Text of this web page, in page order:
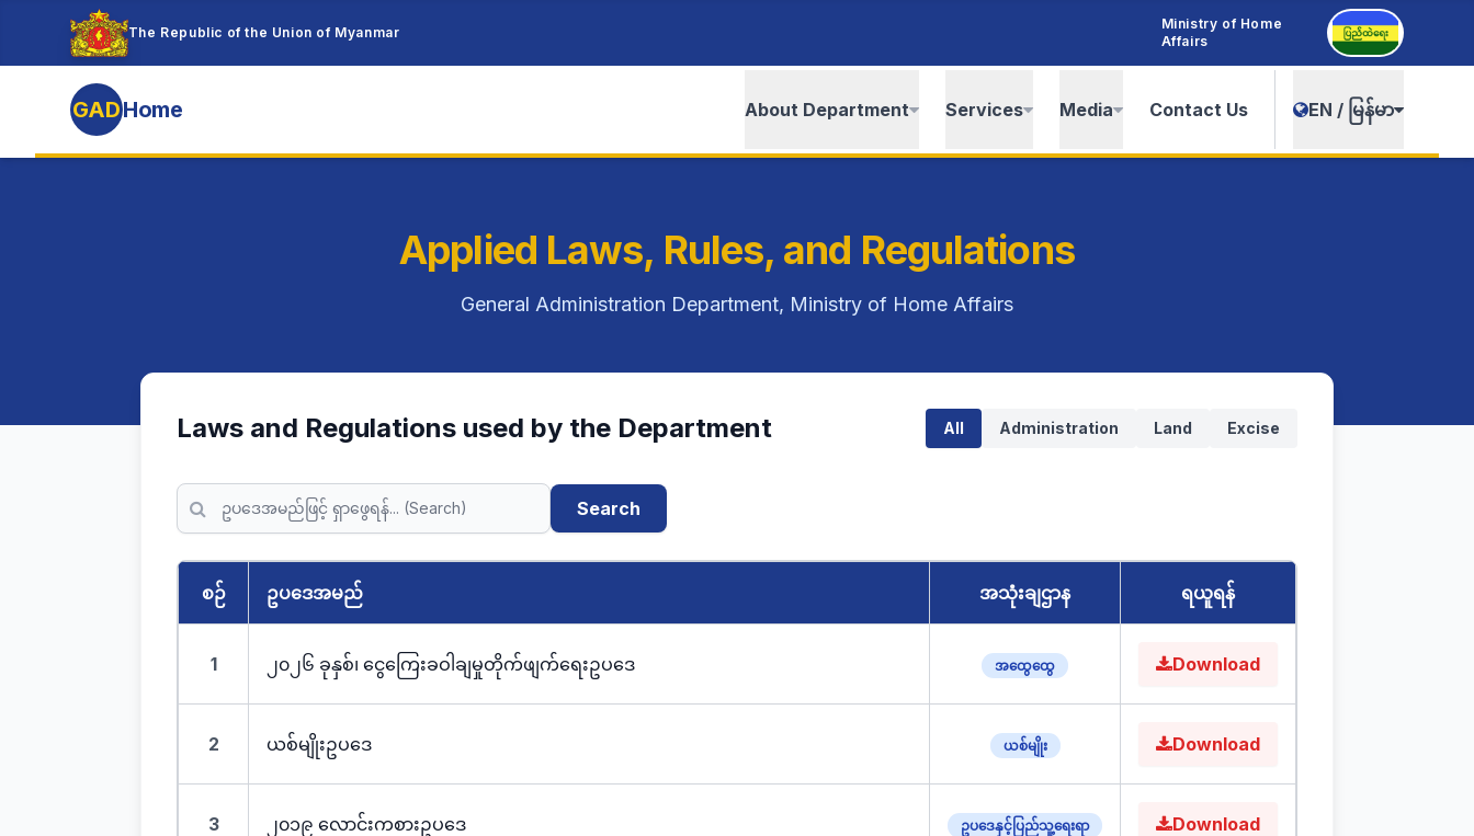
The Republic of the Union of Myanmar
Ministry of Home
Affairs
GADHome About Department Services Media Contact Us EN / မြန်မာ
Applied Laws, Rules, and Regulations
General Administration Department, Ministry of Home Affairs
Laws and Regulations used by the Department All Administration Land Excise
Search
စဉ် ဥပဒေအမည် အသုံးချဌာန ရယူရန်
1 ၂၀၂၆ ခုနှစ်၊ ငွေကြေးခဝါချမှုတိုက်ဖျက်ရေးဥပဒေ အထွေထွေ Download
2 ယစ်မျိုးဥပဒေ ယစ်မျိုး Download
3 ၂၀၁၉ လောင်းကစားဥပဒေ ဥပဒေနှင့်ပြည်သူ့ရေးရာ Download